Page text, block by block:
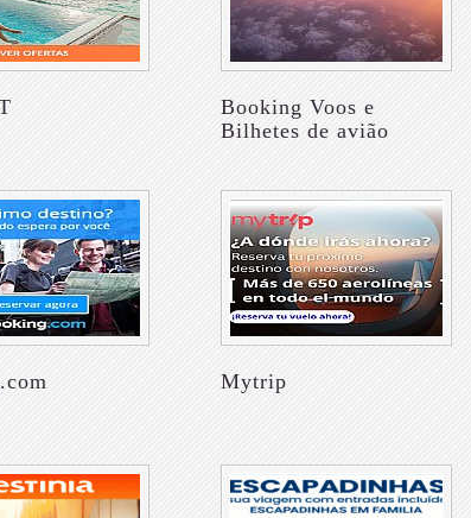
Booking Voos e
Bilhetes de avião
Mytrip